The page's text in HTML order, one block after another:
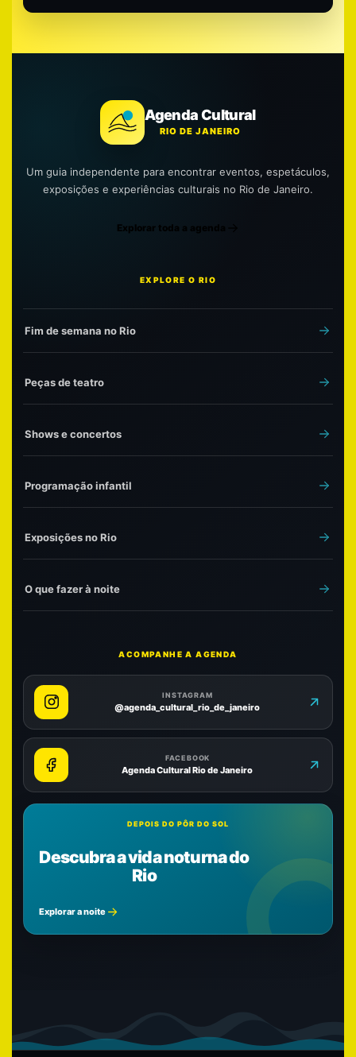
Agenda Cultural
RIO DE JANEIRO
Um guia independente para encontrar eventos, espetáculos,
exposições e experiências culturais no Rio de Janeiro.
Explorar toda a agenda
EXPLORE O RIO
Fim de semana no Rio
Peças de teatro
Shows e concertos
Programação infantil
Exposições no Rio
O que fazer à noite
ACOMPANHE A AGENDA
INSTAGRAM
@agenda_cultural_rio_de_janeiro
FACEBOOK
Agenda Cultural Rio de Janeiro
DEPOIS DO PÔR DO SOL
Descubra a vida noturna do
Rio
Explorar a noite